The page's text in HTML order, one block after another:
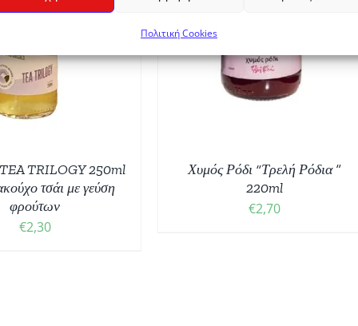
Πολιτική Cookies
TRILOGY 250ml
τσάι με γεύση
φρούτων
€2,30
ΛΕΠΤΟΜΈΡΕΙΕΣ
Χυμός Ρόδι “Τρελή Ρόδια ”
220ml
€2,70